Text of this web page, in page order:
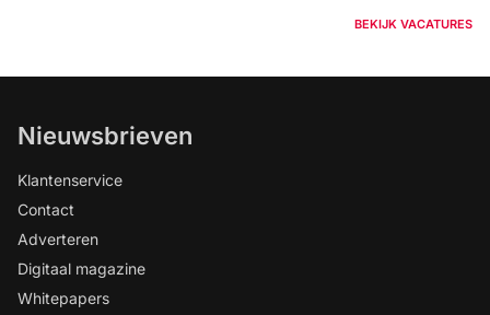
BEKIJK VACATURES
Nieuwsbrieven
Klantenservice
Contact
Adverteren
Digitaal magazine
Whitepapers